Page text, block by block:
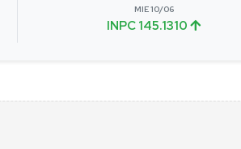
MIE 10/06
INPC 145.1310